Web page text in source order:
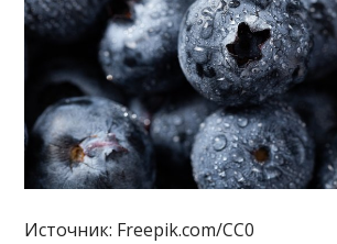
Источник: Freepik.com/CC0